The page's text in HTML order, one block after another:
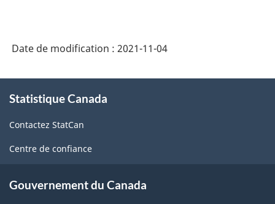
Date de modification : 2021-11-04
propos
ce
site
Statistique Canada
Contactez StatCan
Centre de confiance
Gouvernement du Canada